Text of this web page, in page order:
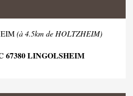
(à 4.5km de HOLTZHEIM)
67380 LINGOLSHEIM